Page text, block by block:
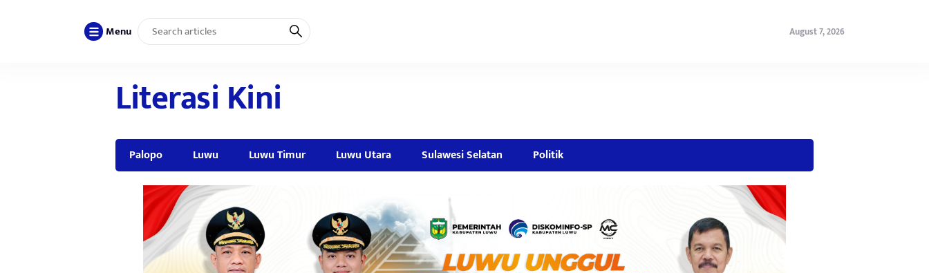
Menu August 7, 2026
Literasi Kini
Palopo Luwu Luwu Timur Luwu Utara Sulawesi Selatan Politik